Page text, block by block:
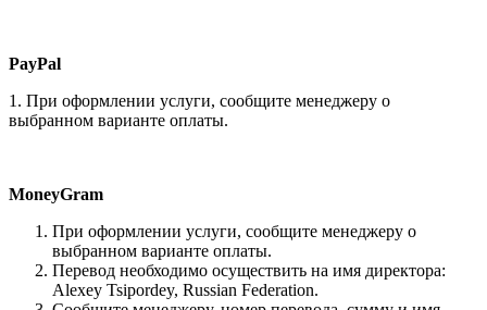
PayPal
1. При оформлении услуги, сообщите менеджеру о
выбранном варианте оплаты.
MoneyGram
При оформлении услуги, сообщите менеджеру о
выбранном варианте оплаты.
Перевод необходимо осуществить на имя директора:
Alexey Tsipordey, Russian Federation.